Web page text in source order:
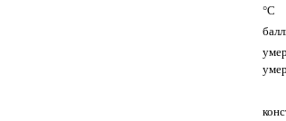
°С